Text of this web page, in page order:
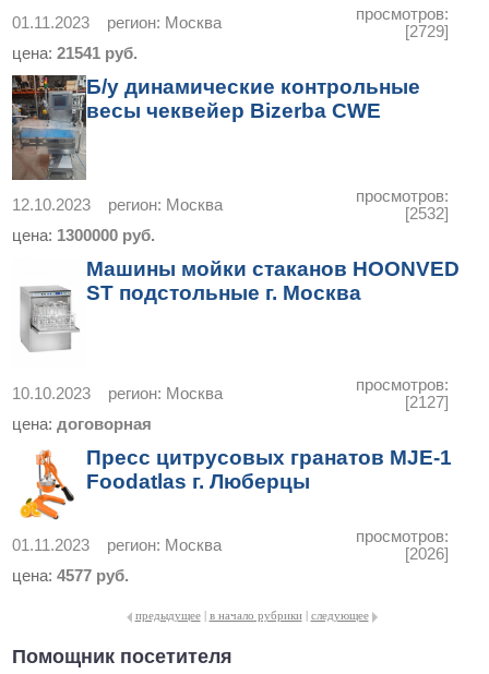
01.11.2023 регион: Москва
просмотров:
[2729]
цена: 21541 руб.
Б/у динамические контрольные
весы чеквейер Bizerba CWE
12.10.2023 регион: Москва
просмотров:
[2532]
цена: 1300000 руб.
Машины мойки стаканов HOONVED
ST подстольные г. Москва
10.10.2023 регион: Москва
просмотров:
[2127]
цена: договорная
Пресс цитрусовых гранатов MJE-1
Foodatlas г. Люберцы
01.11.2023 регион: Москва
просмотров:
[2026]
цена: 4577 руб.
предыдущее | в начало рубрики | следующее
Помощник посетителя